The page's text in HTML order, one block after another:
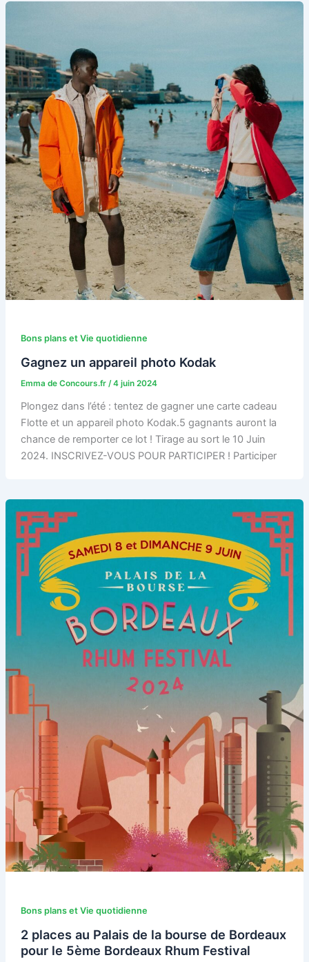
Bons plans et Vie quotidienne
Gagnez un appareil photo Kodak
Emma de Concours.fr /4 juin 2024
Plongez dans l’été : tentez de gagner une carte cadeau
Flotte et un appareil photo Kodak.5 gagnants auront la
chance de remporter ce lot ! Tirage au sort le 10 Juin
2024. INSCRIVEZ-VOUS POUR PARTICIPER ! Participer
Bons plans et Vie quotidienne
2 places au Palais de la bourse de Bordeaux
pour le 5ème Bordeaux Rhum Festival